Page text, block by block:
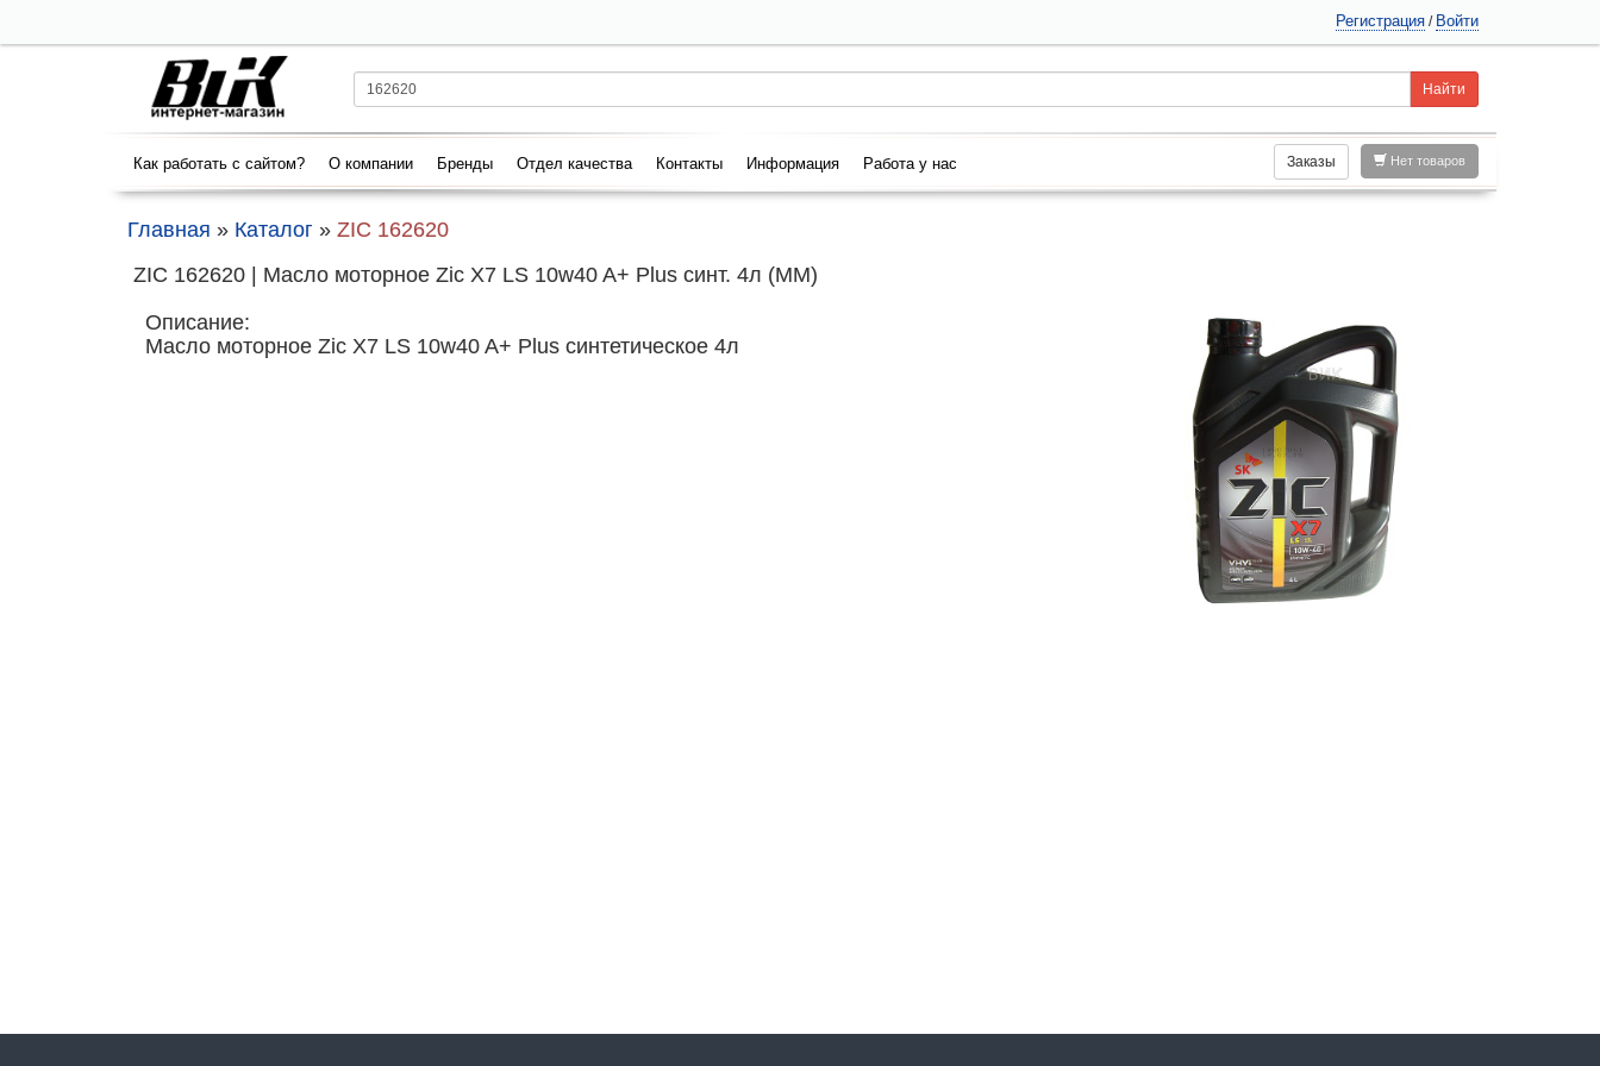
Регистрация / Войти
Как работать с сайтом? О компании Бренды Отдел качества Контакты Информация Работа у нас Нет товаров
Заказы
Главная » Каталог » ZIC 162620
ZIC 162620 | Масло моторное Zic X7 LS 10w40 A+ Plus cинт. 4л (ММ)
Описание:
Масло моторное Zic X7 LS 10w40 A+ Plus cинтетическое 4л